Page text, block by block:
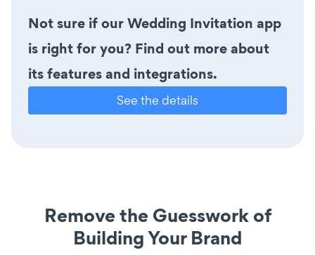
Not sure if our Wedding Invitation app
is right for you? Find out more about
its features and integrations.
See the details
Remove the Guesswork of
Building Your Brand